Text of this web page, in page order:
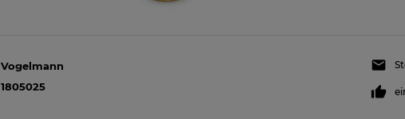
Vogelmann
1805025